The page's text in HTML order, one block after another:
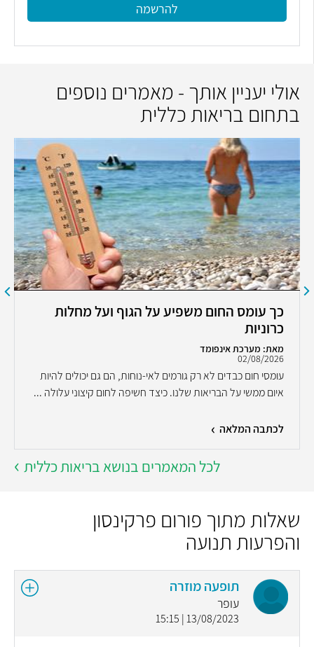
להרשמה
אולי יעניין אותך - מאמרים נוספים
בתחום בריאות כללית
כך עומס החום משפיע על הגוף ועל מחלות
כרוניות
מאת: מערכת אינפומד
02/08/2026
עומסי חום כבדים לא רק גורמים לאי-נוחות, הם גם יכולים להיות
איום ממשי על הבריאות שלנו. כיצד חשיפה לחום קיצוני עלולה ...
לכתבה המלאה
לכל המאמרים בנושא בריאות כללית
שאלות מתוך פורום פרקינסון
והפרעות תנועה
תופעה מוזרה
עופר
13/08/2023 | 15:15